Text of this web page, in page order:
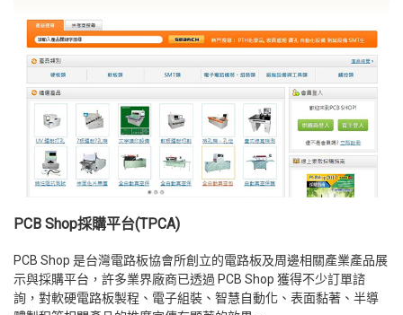
PCB Shop採購平台(TPCA)
PCB Shop 是台灣電路板協會所創立的電路板及周邊相關產業產品展
示與採購平台，許多業界廠商已透過 PCB Shop 獲得不少訂單諮
詢，對軟硬電路板製程、電子組裝、智慧自動化、表面黏著、半導